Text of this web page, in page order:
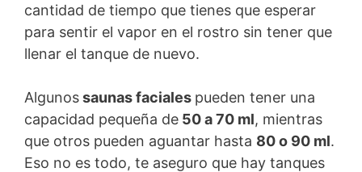
cantidad de tiempo que tienes que esperar
para sentir el vapor en el rostro sin tener que
llenar el tanque de nuevo.
Algunossaunas faciales pueden tener una
capacidad pequeña de 50 a 70 ml, mientras
que otros pueden aguantar hasta 80 o 90 ml.
Eso no es todo, te aseguro que hay tanques